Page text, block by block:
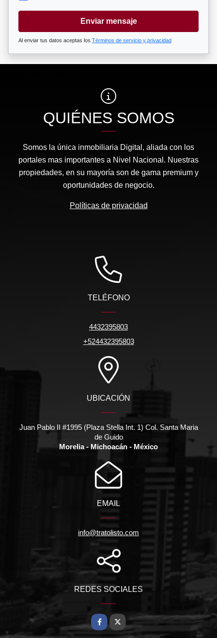
Enviar mensaje
Al enviar tus datos aceptas los Términos de servicio y privacidad
QUIÉNES SOMOS
Somos la única inmobiliaria Digital, aliada con los
portales mas importantes a Nivel Nacional. Nuestras
propiedades, en su mayoría son de gama premium y
oportunidades de negocio.
Políticas de privacidad
TELÉFONO
4432395803
+524432395803
UBICACIÓN
Juan Pablo II #1995 (Plaza Stella Int. 1) Col. Santa Maria
de Guido
Morelia - Michoacán - México
EMAIL
info@tratolisto.com
REDES SOCIALES
Facebook
X